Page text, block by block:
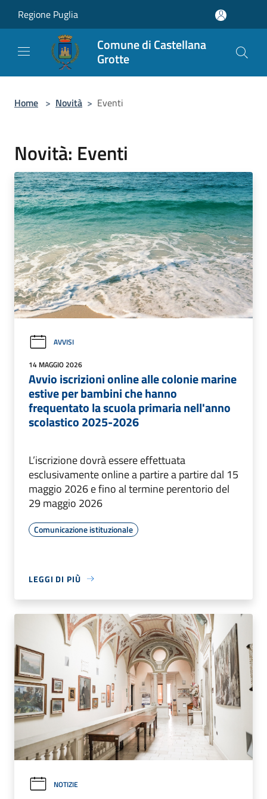
Regione Puglia
Comune di Castellana
Grotte
Home > Novità > Eventi
Novità: Eventi
AVVISI
14 MAGGIO 2026
Avvio iscrizioni online alle colonie marine
estive per bambini che hanno
frequentato la scuola primaria nell'anno
scolastico 2025-2026
L’iscrizione dovrà essere effettuata
esclusivamente online a partire a partire dal 15
maggio 2026 e fino al termine perentorio del
29 maggio 2026
Comunicazione istituzionale
LEGGI DI PIÙ
NOTIZIE